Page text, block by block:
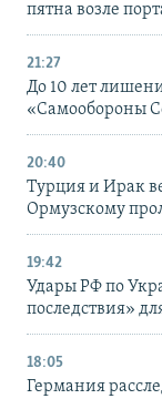
пятна возле
21:27
До 10 лет
«Самообороны
20:40
Турция и Ирак
Ормузскому
19:42
Удары РФ по
последствия»
18:05
Германия